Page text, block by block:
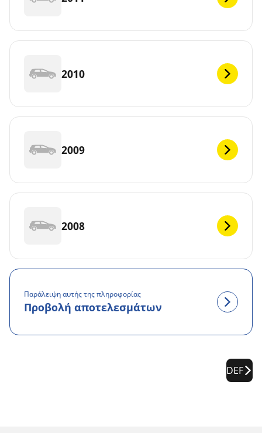
2010
2009
2008
Παράλειψη αυτής της πληροφορίας
Προβολή αποτελεσμάτων
DEF